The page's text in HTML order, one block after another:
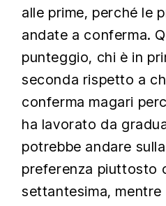
alle prime, perché le
andate a conferma.
punteggio, chi è in
seconda rispetto a
conferma magari
ha lavorato da
potrebbe andare
preferenza piuttosto
settantesima, mentre